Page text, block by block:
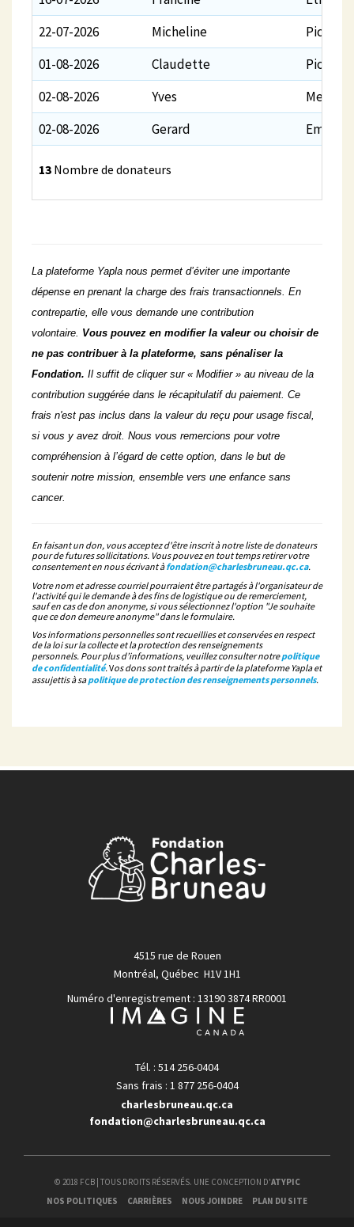
22-07-2026
Micheline
Piché
01-08-2026
Claudette
Piché
02-08-2026
Yves
Memard
02-08-2026
Gerard Emery
13 Nombre de donateurs
La plateforme Yapla nous permet d’éviter une importante
dépense en prenant la charge des frais transactionnels. En
contrepartie, elle vous demande une contribution
volontaire. Vous pouvez en modifier la valeur ou choisir de
ne pas contribuer à la plateforme, sans pénaliser la
Fondation. Il suffit de cliquer sur « Modifier » au niveau de la
contribution suggérée dans le récapitulatif du paiement. Ce
frais n'est pas inclus dans la valeur du reçu pour usage fiscal,
si vous y avez droit. Nous vous remercions pour votre
compréhension à l’égard de cette option, dans le but de
soutenir notre mission, ensemble vers une enfance sans
cancer.
En faisant un don, vous acceptez d'être inscrit à notre liste de donateurs
pour de futures sollicitations. Vous pouvez en tout temps retirer votre
consentement en nous écrivant àfondation@charlesbruneau.qc.ca.
Votre nom et adresse courriel pourraient être partagés à l'organisateur de
l'activité qui le demande à des fins de logistique ou de remerciement,
sauf en cas de don anonyme, si vous sélectionnez l'option "Je souhaite
que ce don demeure anonyme" dans le formulaire.
Vos informations personnelles sont recueillies et conservées en respect
de la loi sur la collecte et la protection des renseignements
personnels. Pour plus d’informations, veuillez consulter notrepolitique
de confidentialité. Vos dons sont traités à partir de la plateforme Yapla et
assujettis à sapolitique de protection des renseignements personnels.
4515 rue de Rouen
Montréal, Québec H1V 1H1
Numéro d'enregistrement : 13190 3874 RR0001
Tél. : 514 256-0404
Sans frais : 1 877 256-0404
charlesbruneau.qc.ca
fondation@charlesbruneau.qc.ca
© 2018 FCB | TOUS DROITS RÉSERVÉS. UNE CONCEPTION D'ATYPIC
NOS POLITIQUES
CARRIÈRES NOUS JOINDRE PLAN DU SITE